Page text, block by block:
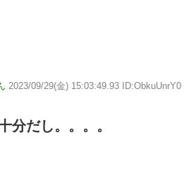
2023/09/29(金) 15:03:49.93 ID:ObkuUnrY0
分だし。。。。